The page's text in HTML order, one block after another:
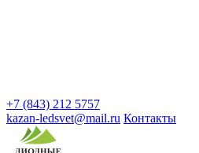
+7 (843) 212 5757
kazan-ledsvet@mail.ru Контакты